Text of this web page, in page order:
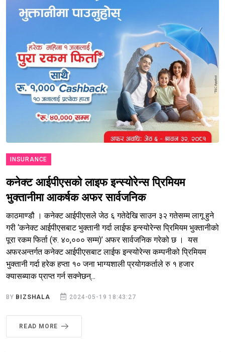
INSURANCE
कनेक्ट आईपीएसको लाइफ इन्स्योरेन्स प्रिमियम
भुक्तानीमा आकर्षक अफर सार्वजनिक
काठमाण्डौ । कनेक्ट आईपीएसले जेठ ६ गतेदेखि साउन ३२ गतेसम्म लागू हुने
गरी ‘कनेक्ट आईपीएसबाट भुक्तानी गर्दा लाईफ इन्स्योरेन्स प्रिमियम भुक्तानीको
पूरा रकम फिर्ता (रु. ४०,००० सम्म)’ अफर सार्वजनिक गरेको छ । यस
अफरअन्तर्गत कनेक्ट आईपीएसबाट लाईफ इन्स्योरेन्स कम्पनीको प्रिमियम
भुक्तानी गर्दा हरेक हप्ता १० जना भाग्यशाली प्रयोगकर्ताले रु १ हजार
क्यासब्याक प्राप्त गर्न सक्नेछन्...
BY BIZSHALA 2024-05-19 18:43:27
READ MORE